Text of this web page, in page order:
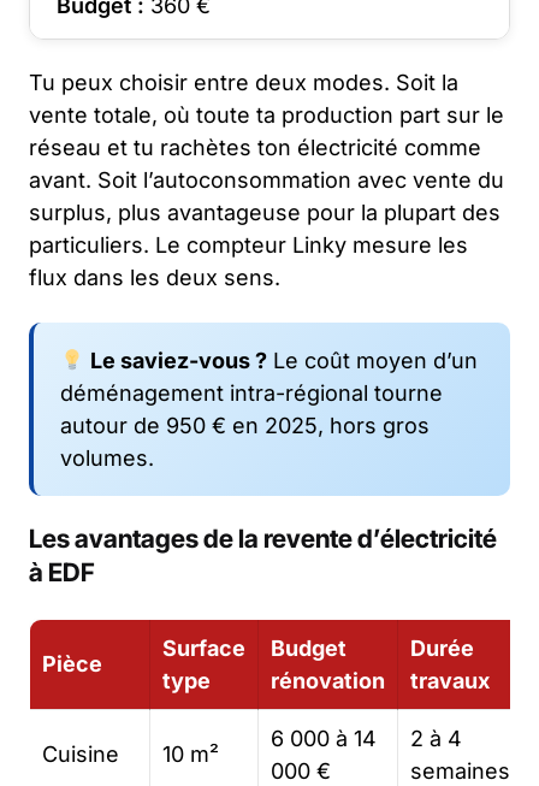
Budget : 360 €
Tu peux choisir entre deux modes. Soit la
vente totale, où toute ta production part sur le
réseau et tu rachètes ton électricité comme
avant. Soit l’autoconsommation avec vente du
surplus, plus avantageuse pour la plupart des
particuliers. Le compteur Linky mesure les
flux dans les deux sens.
Le saviez-vous ?Le coût moyen d’un
déménagement intra-régional tourne
autour de 950 € en 2025, hors gros
volumes.
Les avantages de la revente d’électricité
à EDF
Pièce
Surface
type
Budget
rénovation
Durée
travaux
Cuisine 10 m²
6 000 à 14
000 €
2 à 4
semaines